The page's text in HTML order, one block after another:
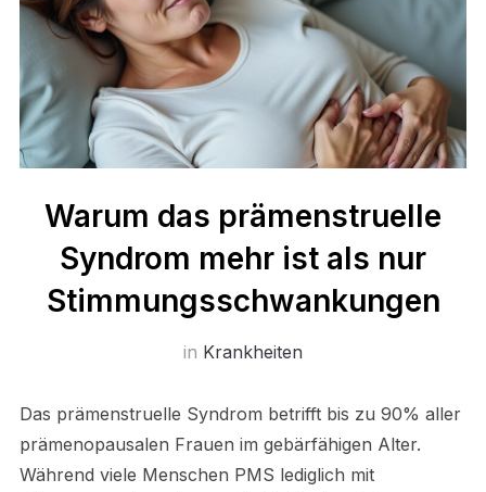
Warum das prämenstruelle
Syndrom mehr ist als nur
Stimmungsschwankungen
in Krankheiten
Das prämenstruelle Syndrom betrifft bis zu 90% aller
prämenopausalen Frauen im gebärfähigen Alter.
Während viele Menschen PMS lediglich mit